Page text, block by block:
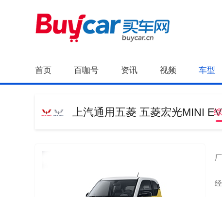
首页 百咖号 资讯 视频 车型
上汽通用五菱 五菱宏光MINI EV